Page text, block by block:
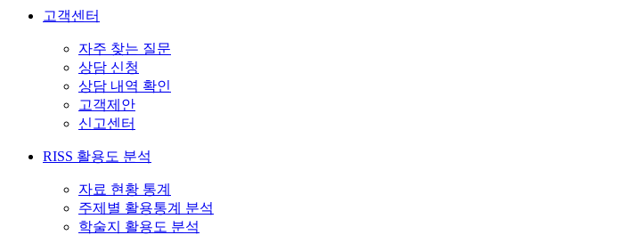
고객센터
자주 찾는 질문
상담 신청
상담 내역 확인
고객제안
신고센터
RISS 활용도 분석
자료 현황 통계
주제별 활용통계 분석
학술지 활용도 분석